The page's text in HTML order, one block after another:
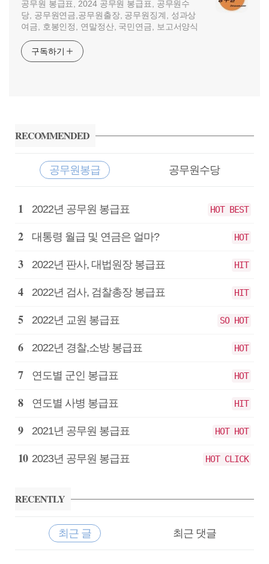
공무원 봉급표, 2024 공무원 봉급표, 공무원수
당, 공무원연금,공무원출장, 공무원징계, 성과상
여금, 호봉인정, 연말정산, 국민연금, 보고서양식
구독하기
RECOMMENDED
공무원봉급 공무원수당
공
원
급
2022년 공무원 봉급표 HOT BEST
대통령 월급 및 연금은 얼마? HOT
2022년 판사, 대법원장 봉급표 HIT
2022년 검사, 검찰총장 봉급표 HIT
2022년 교원 봉급표 SO HOT
2022년 경찰,소방 봉급표 HOT
연도별 군인 봉급표 HOT
연도별 사병 봉급표 HIT
2021년 공무원 봉급표 HOT HOT
2023년 공무원 봉급표 HOT CLICK
RECENTLY
최근 글 최근 댓글